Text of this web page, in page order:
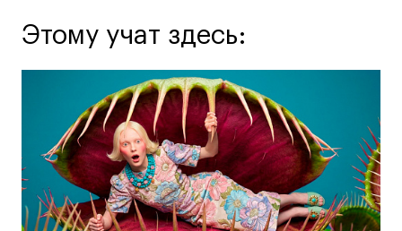
Дни открытых
дверей
Дни открытых
дверей
События
События
Истории успеха
Истории успеха
8 495 640 30 92
8 495 640 30 92
info@britishdesign.ru
info@britishdesign.ru
Адрес на карте
Адрес на карте
Этому учат здесь: